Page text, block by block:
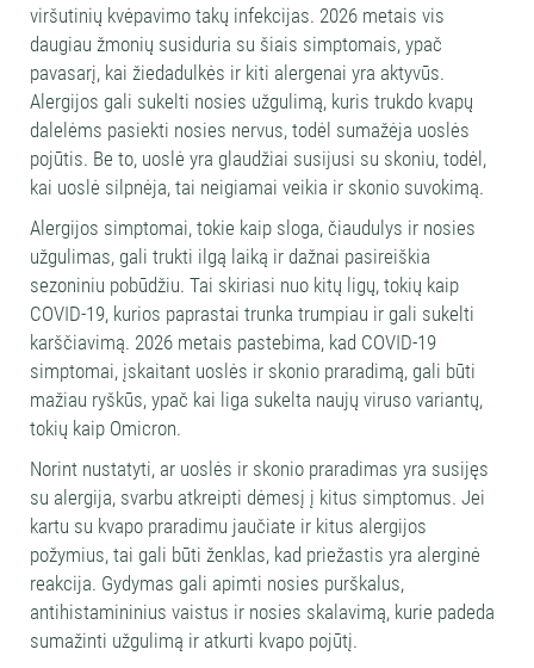
viršutinių kvėpavimo takų infekcijas. 2026 metais vis
daugiau žmonių susiduria su šiais simptomais, ypač
pavasarį, kai žiedadulkės ir kiti alergenai yra aktyvūs.
Alergijos gali sukelti nosies užgulimą, kuris trukdo kvapų
dalelėms pasiekti nosies nervus, todėl sumažėja uoslės
pojūtis. Be to, uoslė yra glaudžiai susijusi su skoniu, todėl,
kai uoslė silpnėja, tai neigiamai veikia ir skonio suvokimą.
Alergijos simptomai, tokie kaip sloga, čiaudulys ir nosies
užgulimas, gali trukti ilgą laiką ir dažnai pasireiškia
sezoniniu pobūdžiu. Tai skiriasi nuo kitų ligų, tokių kaip
COVID-19, kurios paprastai trunka trumpiau ir gali sukelti
karščiavimą. 2026 metais pastebima, kad COVID-19
simptomai, įskaitant uoslės ir skonio praradimą, gali būti
mažiau ryškūs, ypač kai liga sukelta naujų viruso variantų,
tokių kaip Omicron.
Norint nustatyti, ar uoslės ir skonio praradimas yra susijęs
su alergija, svarbu atkreipti dėmesį į kitus simptomus. Jei
kartu su kvapo praradimu jaučiate ir kitus alergijos
požymius, tai gali būti ženklas, kad priežastis yra alerginė
reakcija. Gydymas gali apimti nosies purškalus,
antihistamininius vaistus ir nosies skalavimą, kurie padeda
sumažinti užgulimą ir atkurti kvapo pojūtį.